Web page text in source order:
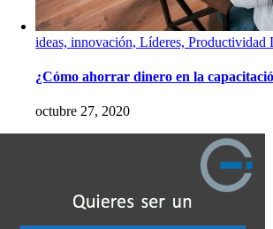
ideas, innovación, Líderes, Productividad
¿Cómo ahorrar dinero en la
octubre 27, 2020